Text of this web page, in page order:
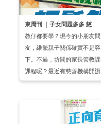
東周刊 ｜子女問題多多 慈
教仔都要學？現今的小朋友
友，維繫親子關係確實不是
下。不過，坊間的家長管教
課程呢？最近有慈善機構開